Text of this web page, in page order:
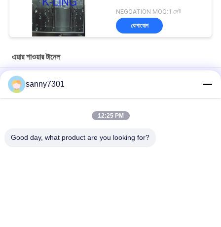
NEGOATION MOQ:1 সেট
যোগাযোগ
এয়ার শাওয়ার টানেল
জীবাণুনাশক স্পারি সহ করোনাভাইরাস ইন্টিগ্রেটেড ব্যাকটিরিয়াঘটিত এয়ার শাওয়ার টানেল
স্বয়ংক্রিয়ভাবে আনয়ন ডোর জিনিসপত্র এয়ার শাওয়ার টানেল তিন - পক্ষযুক্ত
sanny7301
12:25 PM
Good day, what product are you looking for?